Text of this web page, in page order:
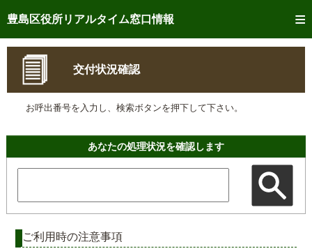
豊島区役所リアルタイム窓口情報
トップページへ
ご利用方法
事前予約
予約状況確認
リアルタイム窓口混雑状況
メール通知登録
混雑予想カレンダー
交付状況確認
お呼出番号を入力し、検索ボタンを押下して下さい。
あなたの処理状況を確認します
ご利用時の注意事項